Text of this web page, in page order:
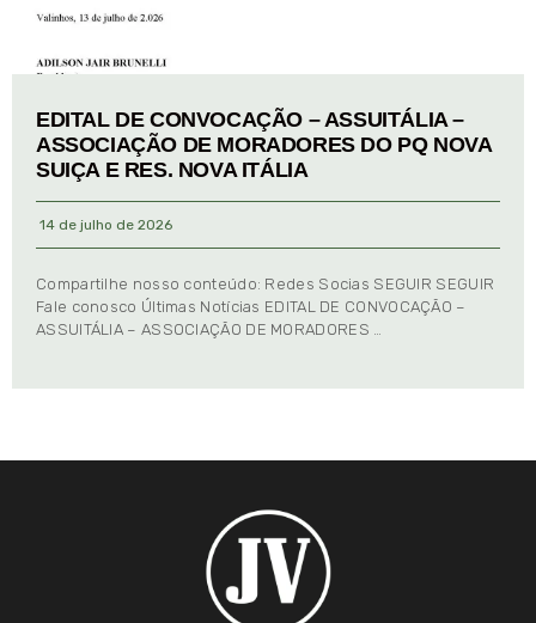
EDITAL DE CONVOCAÇÃO – ASSUITÁLIA –
ASSOCIAÇÃO DE MORADORES DO PQ NOVA
SUIÇA E RES. NOVA ITÁLIA
14 de julho de 2026
Compartilhe nosso conteúdo: Redes Socias SEGUIR SEGUIR
Fale conosco Últimas Notícias EDITAL DE CONVOCAÇÃO –
ASSUITÁLIA – ASSOCIAÇÃO DE MORADORES …